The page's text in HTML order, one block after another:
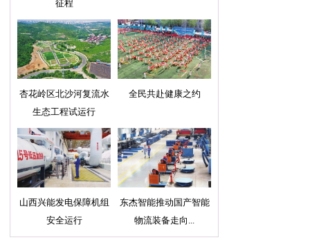
征程
杏花岭区北沙河复流水
生态工程试运行
全民共赴健康之约
山西兴能发电保障机组
安全运行
东杰智能推动国产智能
物流装备走向...